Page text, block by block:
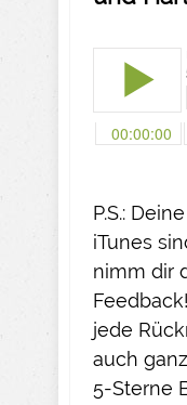
P.S.:
iTunes
nimm dir
jede
auch
5-Sterne